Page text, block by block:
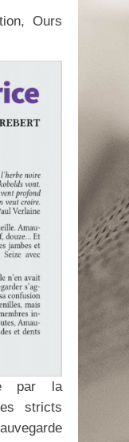
Ours
par la
stricts